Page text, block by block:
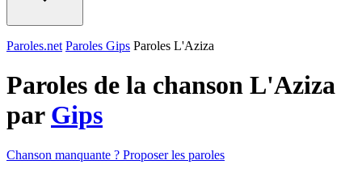
Paroles.net Paroles Gips Paroles L'Aziza
Paroles de la chanson L'Aziza
par Gips
Chanson manquante ? Proposer les paroles